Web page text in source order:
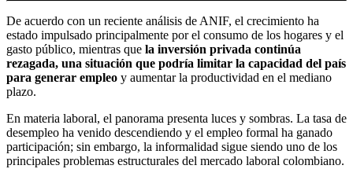
De acuerdo con un reciente análisis de ANIF, el crecimiento ha
estado impulsado principalmente por el consumo de los hogares y el
gasto público, mientras que la inversión privada continúa
rezagada, una situación que podría limitar la capacidad del país
para generar empleo y aumentar la productividad en el mediano
plazo.
En materia laboral, el panorama presenta luces y sombras. La tasa de
desempleo ha venido descendiendo y el empleo formal ha ganado
participación; sin embargo, la informalidad sigue siendo uno de los
principales problemas estructurales del mercado laboral colombiano.